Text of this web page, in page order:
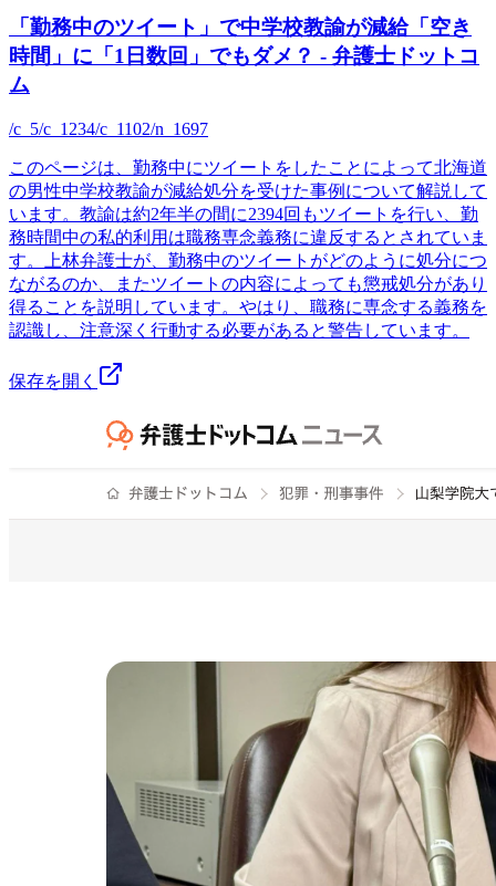
「勤務中のツイート」で中学校教諭が減給「空き
時間」に「1日数回」でもダメ？ - 弁護士ドットコ
ム
/c_5/c_1234/c_1102/n_1697
このページは、勤務中にツイートをしたことによって北海道
の男性中学校教諭が減給処分を受けた事例について解説して
います。教諭は約2年半の間に2394回もツイートを行い、勤
務時間中の私的利用は職務専念義務に違反するとされていま
す。上林弁護士が、勤務中のツイートがどのように処分につ
ながるのか、またツイートの内容によっても懲戒処分があり
得ることを説明しています。やはり、職務に専念する義務を
認識し、注意深く行動する必要があると警告しています。
保存を開く